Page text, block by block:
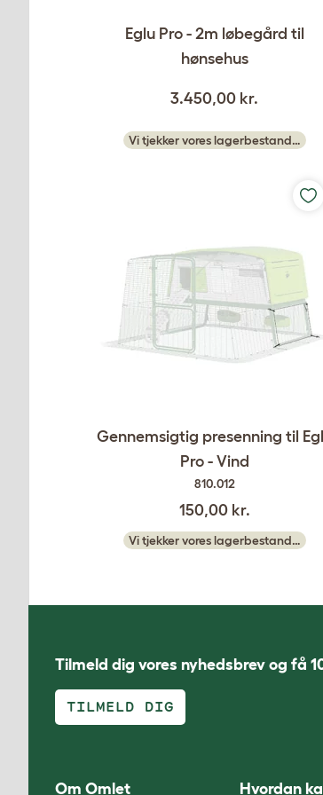
Eglu Pro - 2m løbegård til
hønsehus
3.450,00 kr.
Vi tjekker vores lagerbestand…
Gennemsigtig presenning til
Pro - Vind
810.012
150,00 kr.
Vi tjekker vores lagerbestand…
Tilmeld dig vores nyhedsbrev og få
TILMELD DIG
Om Omlet Hvordan